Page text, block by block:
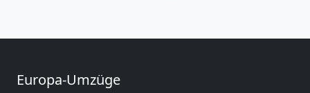
Europa-Umzüge